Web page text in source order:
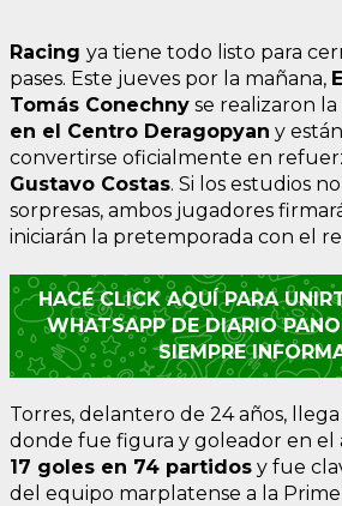
Racing ya tiene todo listo para
pases. Este jueves por la mañana,
Tomás Conechny se realizaron la
en el Centro Deragopyan y
convertirse oficialmente en
Gustavo Costas. Si los estudios
sorpresas, ambos jugadores
iniciarán la pretemporada con el
HACÉ CLICK AQUÍ PARA
WHATSAPP DE DIARIO
SIEMPRE
Torres, delantero de 24 años,
donde fue figura y goleador en el
17 goles en 74 partidos y fue
del equipo marplatense a la